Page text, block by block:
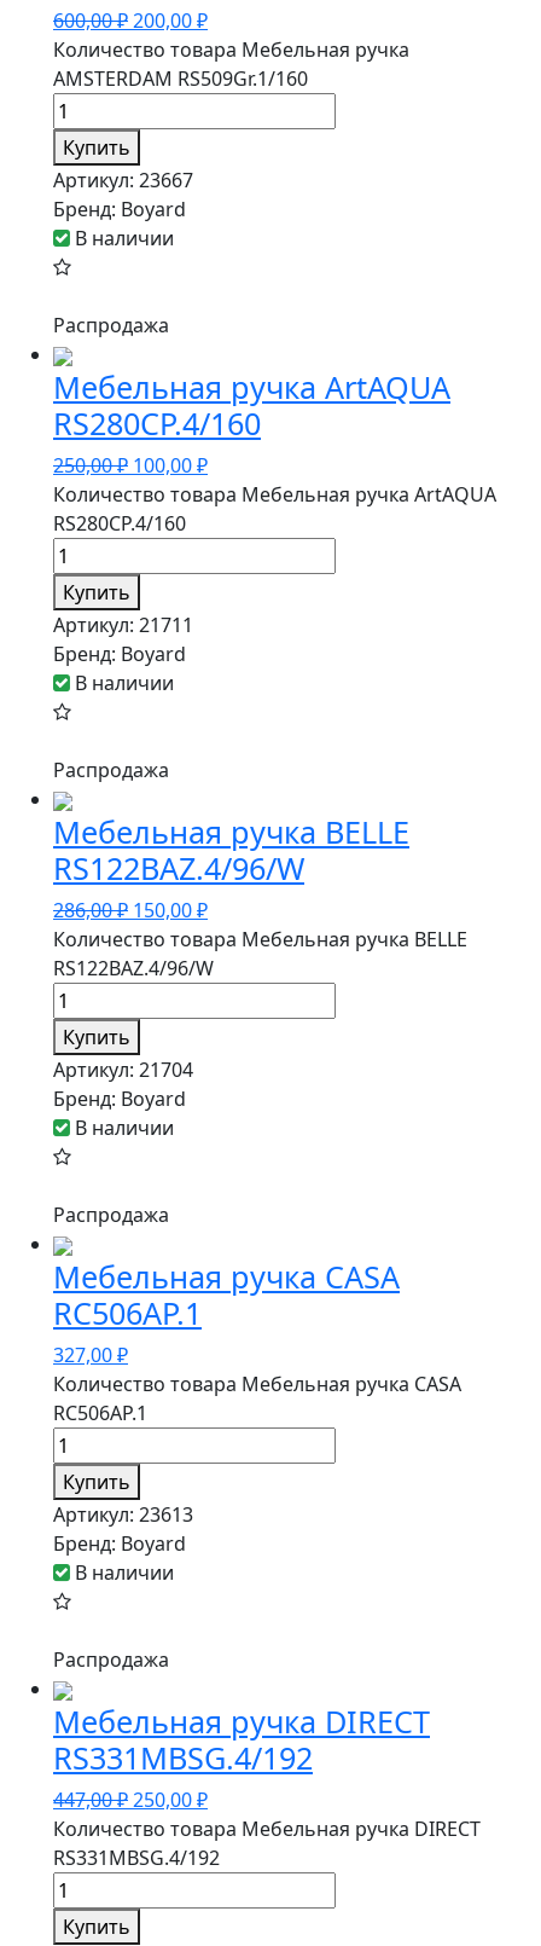
600,00₽200,00₽
Количество товара Мебельная ручка
AMSTERDAM RS509Gr.1/160
Купить
Артикул: 23667
Бренд: Boyard
В наличии
Распродажа
Мебельная ручка ArtAQUA
RS280CP.4/160
250,00₽ 100,00₽
Количество товара Мебельная ручка ArtAQUA
RS280CP.4/160
Купить
Артикул: 21711
Бренд: Boyard
В наличии
Распродажа
Мебельная ручка BELLE
RS122BAZ.4/96/W
286,00₽ 150,00₽
Количество товара Мебельная ручка BELLE
RS122BAZ.4/96/W
Купить
Артикул: 21704
Бренд: Boyard
В наличии
Распродажа
Мебельная ручка CASA
RC506AP.1
327,00₽
Количество товара Мебельная ручка CASA
RC506AP.1
Купить
Артикул: 23613
Бренд: Boyard
В наличии
Распродажа
Мебельная ручка DIRECT
RS331MBSG.4/192
447,00₽250,00₽
Количество товара Мебельная ручка DIRECT
RS331MBSG.4/192
Купить